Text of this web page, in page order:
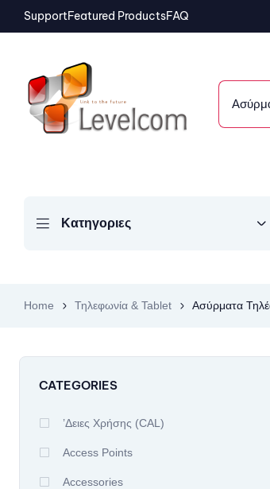
SupportFeatured ProductsFAQ
Κατηγοριες
Home Τηλεφωνία & Tablet Ασύρματα
CATEGORIES
’δειες Χρήσης (CAL)
Access Points
Accessories